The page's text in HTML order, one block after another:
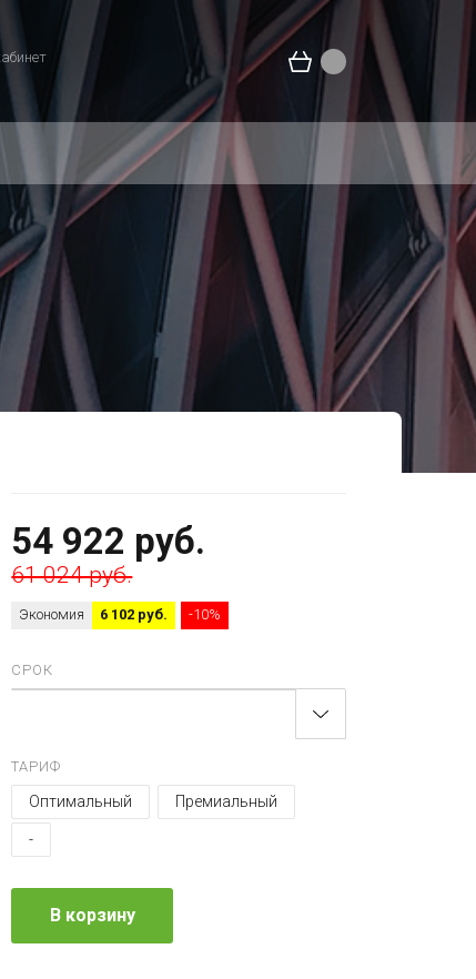
54 922 руб.
61 024 руб.
Экономия 6 102 руб. -10%
СРОК
ТАРИФ
Оптимальный Премиальный
-
В корзину